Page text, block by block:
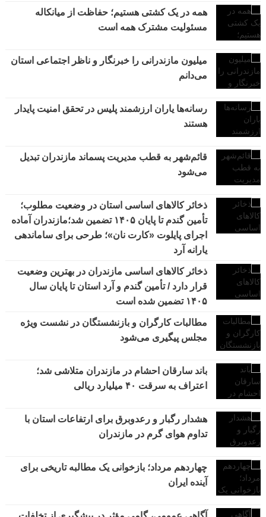
همه در یک کشتی هستیم؛ حفاظت از میانکاله
مسئولیت مشترک همه است
میلیون مازندرانی را خبرنگار و ناظر اجتماعی استان
می‌دانم
رسانه‌ها یاران ارزشمند پلیس در تحقق امنیت پایدار
هستند
قائم‌شهر به قطب مدیریت پسماند مازندران تبدیل
می‌شود
ذخائر کالاهای اساسی استان در وضعیت مطلوب؛
تأمین گندم تا پایان ۱۴۰۵ تضمین شد؛مازندران آماده
اجرای پایلوت «کارت نان»؛ طرحی برای ساماندهی
یارانه آرد
ذخائر کالاهای اساسی مازندران در بهترین وضعیت
قرار دارد / تأمین گندم و آرد استان تا پایان سال
۱۴۰۵ تضمین شده است
مطالبات کارگران و بازنشستگان در نشست ویژه
مجلس پیگیری می‌شود
باند سارقان احشام در مازندران متلاشی شد؛
اعتراف به سرقت ۴۰ میلیارد ریالی
هشدار رگبار و رعدوبرق برای ارتفاعات استان با
تداوم هوای گرم در مازندران
چهاردهم مرداد؛ بازخوانی یک مطالبه تاریخی برای
آینده ایران